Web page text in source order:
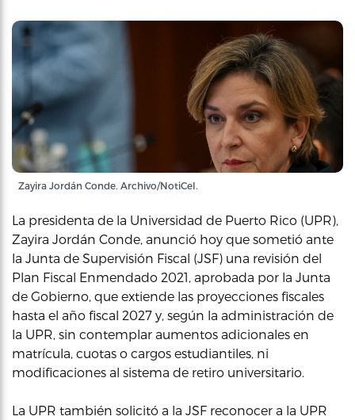
Zayira Jordán Conde. Archivo/NotiCel.
La presidenta de la Universidad de Puerto Rico (UPR),
Zayira Jordán Conde, anunció hoy que sometió ante
la Junta de Supervisión Fiscal (JSF) una revisión del
Plan Fiscal Enmendado 2021, aprobada por la Junta
de Gobierno, que extiende las proyecciones fiscales
hasta el año fiscal 2027 y, según la administración de
la UPR, sin contemplar aumentos adicionales en
matrícula, cuotas o cargos estudiantiles, ni
modificaciones al sistema de retiro universitario.
La UPR también solicitó a la JSF reconocer a la UPR